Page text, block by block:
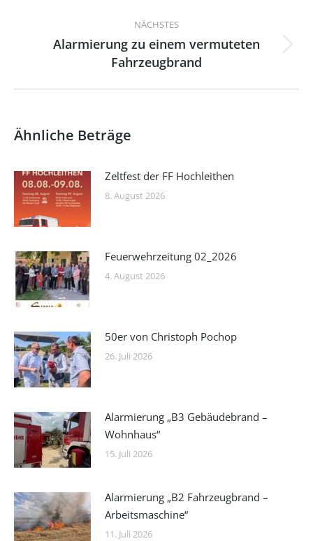
NÄCHSTES
Nächster
Beitrag:
Alarmierung zu einem vermuteten
Fahrzeugbrand
Ähnliche Beträge
Zeltfest der FF Hochleithen
8. August 2026
Feuerwehrzeitung 02_2026
4. August 2026
50er von Christoph Pochop
26. Juli 2026
Alarmierung „B3 Gebäudebrand –
Wohnhaus“
15. Juli 2026
Alarmierung „B2 Fahrzeugbrand –
Arbeitsmaschine“
11. Juli 2026